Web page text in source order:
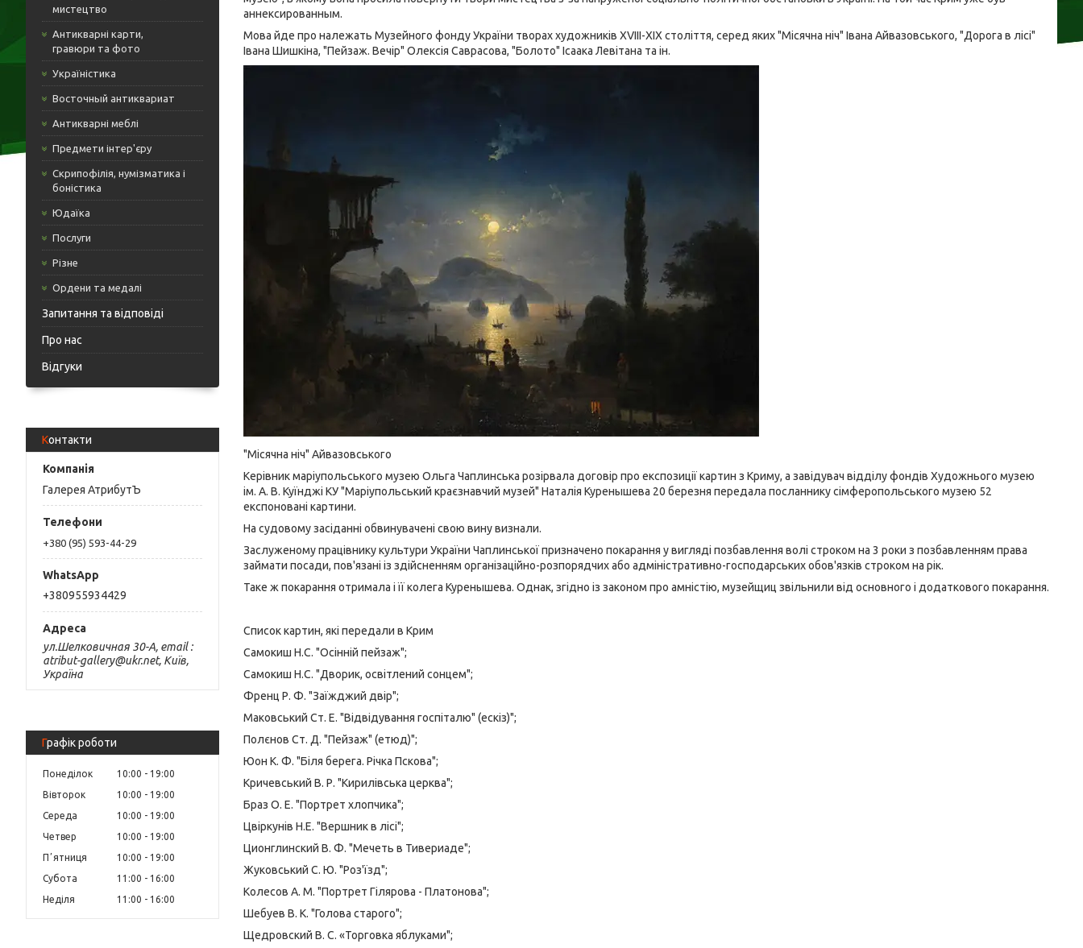
мистецтво
Антикварні карти,
гравюри та фото
Україністика
Восточный антиквариат
Антикварні меблі
Предмети інтер'єру
Скрипофілія, нумізматика і
боністика
Юдаїка
Послуги
Різне
Ордени та медалі
Запитання та відповіді
Про нас
Відгуки
Контакти
Галерея АтрибутЪ
+380 (95) 593-44-29
+380955934429
ул.Шелковичная 30-А, email :
atribut-gallery@ukr.net, Київ,
Україна
Графік роботи
Понеділок 10:00
19:00
Вівторок
10:00
19:00
Середа
10:00
19:00
Четвер
10:00
19:00
Пʼятниця
10:00
19:00
Субота
11:00
16:00
Неділя
11:00 16:00
аннексированным.
Мова йде про належать Музейного фонду України творах художників XVIII-XIX століття, серед яких "Місячна ніч" Івана Айвазовського, "Дорога в лісі"
Івана Шишкіна, "Пейзаж. Вечір" Олексія Саврасова, "Болото" Ісаака Левітана та ін.
"Місячна ніч" Айвазовського
Керівник маріупольського музею Ольга Чаплинська розірвала договір про експозиції картин з Криму, а завідувач відділу фондів Художнього музею
ім. А. В. Куїнджі КУ "Маріупольський краєзнавчий музей" Наталія Куренышева 20 березня передала посланнику сімферопольського музею 52
експоновані картини.
На судовому засіданні обвинувачені свою вину визнали.
Заслуженому працівнику культури України Чаплинської призначено покарання у вигляді позбавлення волі строком на 3 роки з позбавленням права
займати посади, пов'язані із здійсненням організаційно-розпорядчих або адміністративно-господарських обов'язків строком на рік.
Таке ж покарання отримала і її колега Куренышева. Однак, згідно із законом про амністію, музейщиц звільнили від основного і додаткового покарання.
Список картин, які передали в Крим
Самокиш Н.С. "Осінній пейзаж";
Самокиш Н.С. "Дворик, освітлений сонцем";
Френц Р. Ф. "Заїжджий двір";
Маковський Ст. Е. "Відвідування госпіталю" (ескіз)";
Полєнов Ст. Д. "Пейзаж" (етюд)";
Юон К. Ф. "Біля берега. Річка Пскова";
Кричевський В. Р. "Кирилівська церква";
Браз О. Е. "Портрет хлопчика";
Цвіркунів Н.Е. "Вершник в лісі";
Ционглинский В. Ф. "Мечеть в Тивериаде";
Жуковський С. Ю. "Роз'їзд";
Колесов А. М. "Портрет Гілярова - Платонова";
Шебуев В. К. "Голова старого";
Щедровский В. С. «Торговка яблуками";